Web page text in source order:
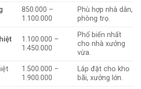
850.000 –
1.100.000
Phù hợp nhà dân,
phòng trọ.
1.100.000 –
1.450.000
Phổ biến nhất
cho nhà xưởng
vừa.
1.500.000 –
1.900.000
Lắp đặt cho kho
bãi, xưởng lớn.